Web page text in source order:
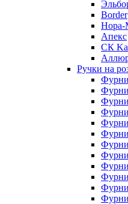
Border
Апекс
CК
Ручки на